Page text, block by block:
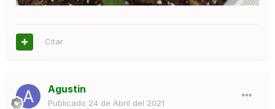
Citar
Agustin
Publicado 24 de Abril del 2021